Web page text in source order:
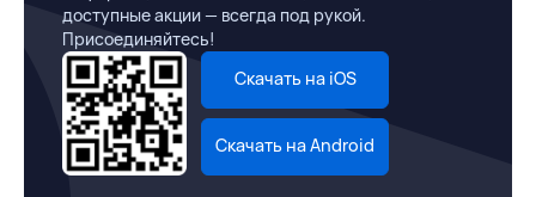
доступные акции — всегда под рукой.
Присоединяйтесь!
Скачать на iOS
Скачать на Android